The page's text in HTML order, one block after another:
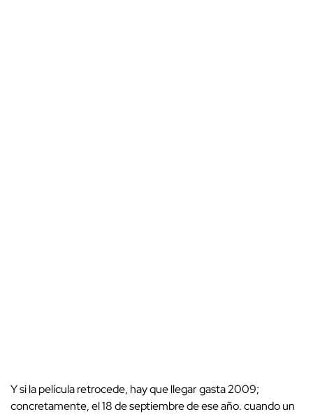
Y si la película retrocede, hay que llegar gasta 2009;
concretamente, el 18 de septiembre de ese año. cuando un